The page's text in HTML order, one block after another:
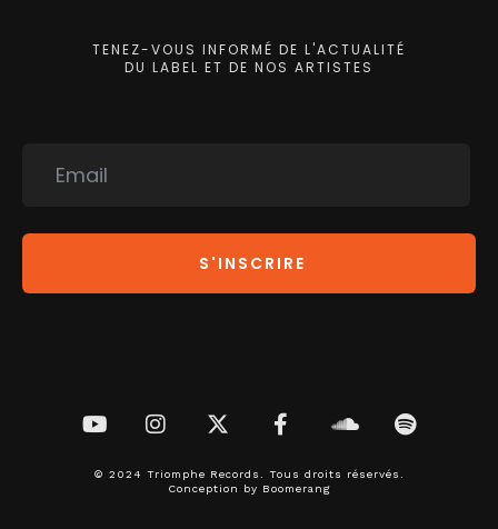
TENEZ-VOUS INFORMÉ DE L'ACTUALITÉ
DU LABEL ET DE NOS ARTISTES
S'INSCRIRE
© 2024 Triomphe Records. Tous droits réservés.
Conception by Boomerang